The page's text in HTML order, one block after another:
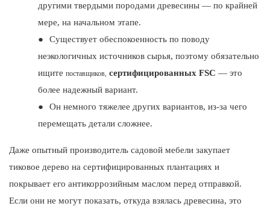
другими твердыми породами древесины — по крайней
мере, на начальном этапе.
●
Существует обеспокоенность по поводу
неэкологичных источников сырья, поэтому обязательно
ищите поставщиков, сертифицированных FSC — это
более надежный вариант.
●
Он немного тяжелее других вариантов, из-за чего
перемещать детали сложнее.
Даже опытный производитель садовой мебели закупает
тиковое дерево на сертифицированных плантациях и
покрывает его антикоррозийным маслом перед отправкой.
Если они не могут показать, откуда взялась древесина, это